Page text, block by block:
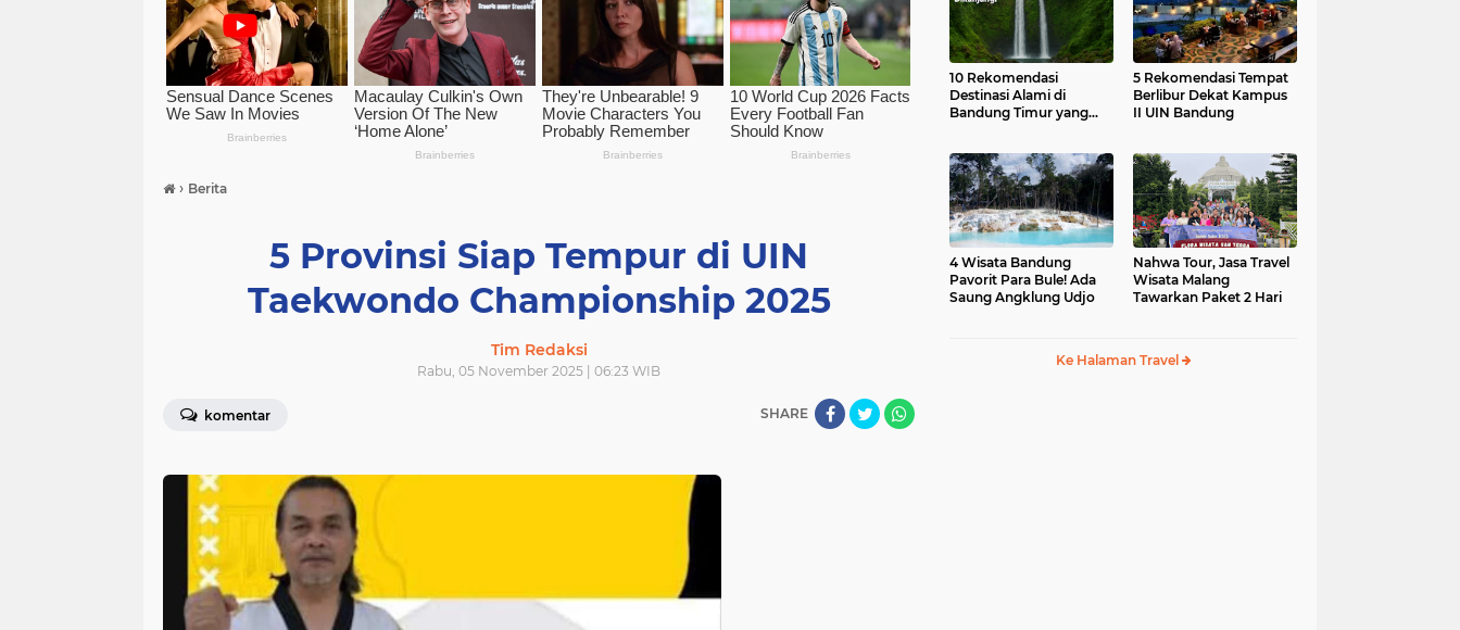
› Berita
5 Provinsi Siap Tempur di UIN
Taekwondo Championship 2025
Tim Redaksi
Rabu, 05 November 2025 | 06:23 WIB
komentar SHARE
10 Rekomendasi
Destinasi Alami di
Bandung Timur yang
5 Rekomendasi Tempat
Berlibur Dekat Kampus
II UIN Bandung
4 Wisata Bandung
Pavorit Para Bule! Ada
Saung Angklung Udjo
Nahwa Tour, Jasa Travel
Wisata Malang
Tawarkan Paket 2 Hari
Ke Halaman Travel